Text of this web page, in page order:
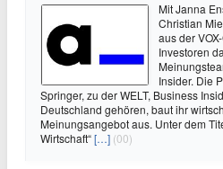
Mit Janna
Christian
aus der
Investoren
Insider. Die
Springer, zu der WELT, Business
Deutschland gehören, baut ihr
Meinungsangebot aus. Unter dem
Wirtschaft“[…] (00)